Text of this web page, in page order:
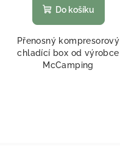
Do košíku
Přenosný kompresorový
chladící box od výrobce
McCamping